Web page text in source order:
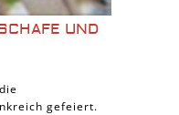
UND
gefeiert.